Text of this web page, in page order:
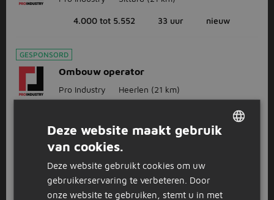
4.000 tot 5.552 33 uur nieuw
GESPONSORD
Ombouw operator
Pro Industry Heerlen (21 km)
GESPONSORD SOLLICITEER DIRECT
Servicemonteur (binnen-&
Buitendienst) | 30 Vakantiedagen |
Meyra (meyra Holding B.v. En Meyra Retail &
Deze website maakt gebruik
van cookies.
Deze website gebruikt cookies om uw
gebruikerservaring te verbeteren. Door
onze website te gebruiken, stemt u in met